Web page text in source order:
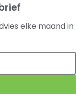
elke maand in